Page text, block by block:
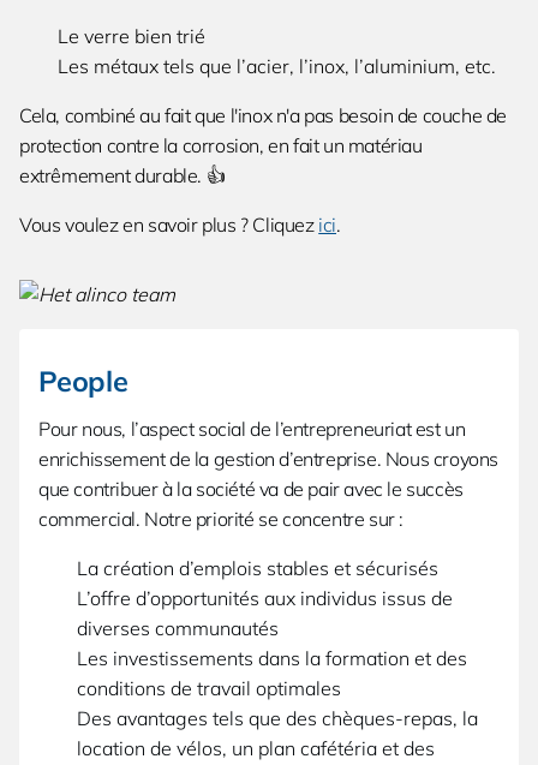
Le verre bien trié
Les métaux tels que l’acier, l’inox, l’aluminium, etc.
Cela, combiné au fait que l'inox n'a pas besoin de couche de
protection contre la corrosion, en fait un matériau
extrêmement durable. 👍
Vous voulez en savoir plus ? Cliquez ici.
People
Pour nous, l’aspect social de l’entrepreneuriat est un
enrichissement de la gestion d’entreprise. Nous croyons
que contribuer à la société va de pair avec le succès
commercial. Notre priorité se concentre sur :
La création d’emplois stables et sécurisés
L’offre d’opportunités aux individus issus de
diverses communautés
Les investissements dans la formation et des
conditions de travail optimales
Des avantages tels que des chèques-repas, la
location de vélos, un plan cafétéria et des